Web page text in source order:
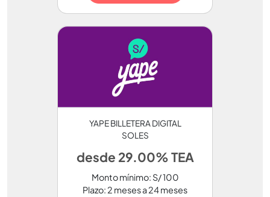
YAPE BILLETERA DIGITAL
SOLES
desde 29.00% TEA
Monto mínimo: S/ 100
Plazo: 2 meses a 24 meses